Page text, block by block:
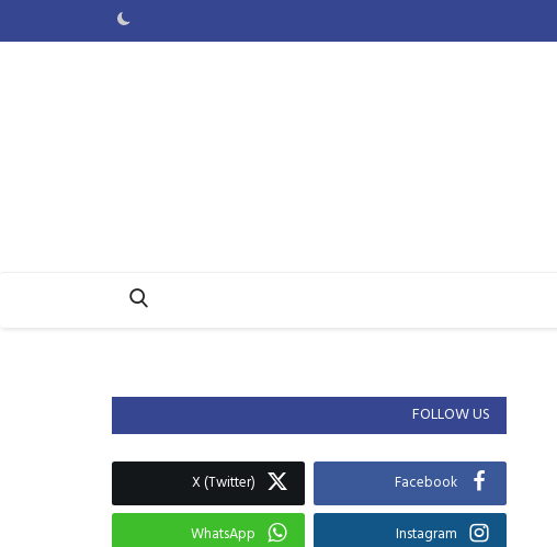
FOLLOW US
Facebook
X (Twitter)
Instagram
WhatsApp